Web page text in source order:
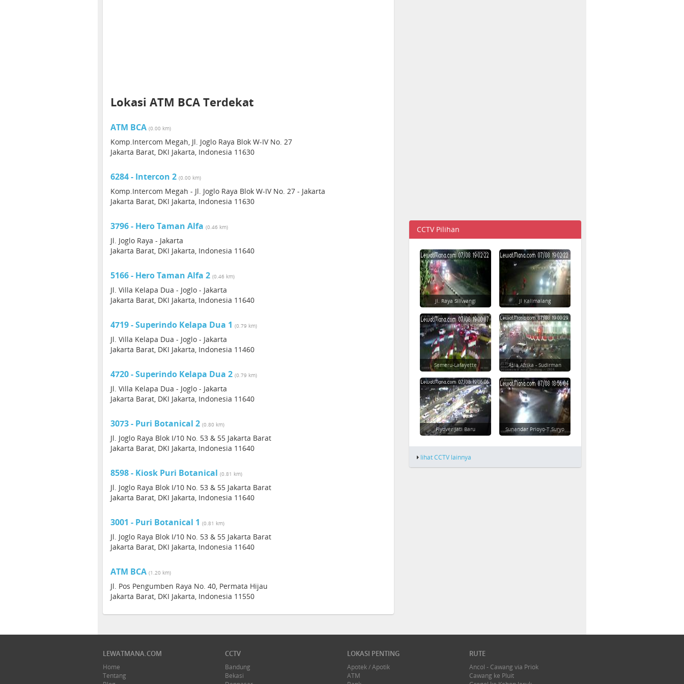
Lokasi ATM BCA Terdekat
ATM BCA (0.00 km)
Komp.Intercom Megah, Jl. Joglo Raya Blok W-IV No. 27
Jakarta Barat, DKI Jakarta, Indonesia 11630
6284 - Intercon 2 (0.00 km)
Komp.Intercom Megah - Jl. Joglo Raya Blok W-IV No. 27 - Jakarta
Jakarta Barat, DKI Jakarta, Indonesia 11630
3796 - Hero Taman Alfa (0.46 km)
Jl. Joglo Raya - Jakarta
Jakarta Barat, DKI Jakarta, Indonesia 11640
5166 - Hero Taman Alfa 2 (0.46 km)
Jl. Villa Kelapa Dua - Joglo - Jakarta
Jakarta Barat, DKI Jakarta, Indonesia 11640
4719 - Superindo Kelapa Dua 1 (0.79 km)
Jl. Villa Kelapa Dua - Joglo - Jakarta
Jakarta Barat, DKI Jakarta, Indonesia 11460
4720 - Superindo Kelapa Dua 2 (0.79 km)
Jl. Villa Kelapa Dua - Joglo - Jakarta
Jakarta Barat, DKI Jakarta, Indonesia 11640
3073 - Puri Botanical 2 (0.80 km)
Jl. Joglo Raya Blok I/10 No. 53 & 55 Jakarta Barat
Jakarta Barat, DKI Jakarta, Indonesia 11640
8598 - Kiosk Puri Botanical (0.81 km)
Jl. Joglo Raya Blok I/10 No. 53 & 55 Jakarta Barat
Jakarta Barat, DKI Jakarta, Indonesia 11640
3001 - Puri Botanical 1 (0.81 km)
Jl. Joglo Raya Blok I/10 No. 53 & 55 Jakarta Barat
Jakarta Barat, DKI Jakarta, Indonesia 11640
ATM BCA (1.20 km)
Jl. Pos Pengumben Raya No. 40, Permata Hijau
Jakarta Barat, DKI Jakarta, Indonesia 11550
CCTV Pilihan
Jl. Raya Siliwangi Jl Kalimalang
Semeru-Lafayette Asia Afrika - Sudirman
Flyover Jati Baru Sunandar Prioyo-T.Suryo
lihat CCTV lainnya
LEWATMANA.COM
Home
Tentang
CCTV
Bandung
Bekasi
LOKASI PENTING
Apotek / Apotik
ATM
RUTE
Ancol - Cawang via Priok
Cawang ke Pluit